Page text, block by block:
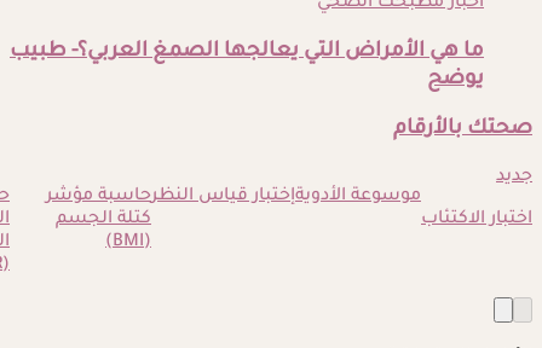
ما هي الأمراض التي يعالجها الصمغ العربي؟- طبيب
يوضح
صحتك بالأرقام
جديد
اختبار الاكتئاب
موسوعة الأدويةإختبار قياس النظرحاسبة مؤشر
كتلة الجسم
(BMI)
(BMR)